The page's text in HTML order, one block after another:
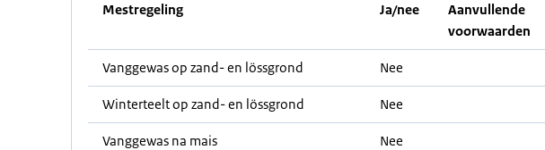
Mestregeling Ja/nee
Aanvullende
voorwaarden
Vanggewas op zand- en lössgrond Nee
Winterteelt op zand- en lössgrond Nee
Vanggewas na mais Nee